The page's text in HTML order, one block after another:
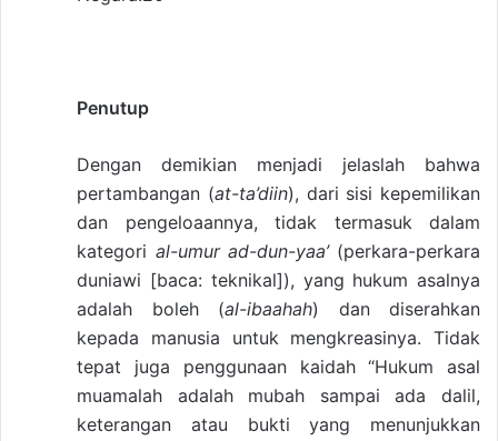
Penutup
Dengan demikian menjadi jelaslah bahwa
pertambangan (at-ta’diin), dari sisi kepemilikan
dan pengeloaannya, tidak termasuk dalam
kategori al-umur ad-dun-yaa’(perkara-perkara
duniawi [baca: teknikal]), yang hukum asalnya
adalah boleh (al-ibaahah) dan diserahkan
kepada manusia untuk mengkreasinya. Tidak
tepat juga penggunaan kaidah “Hukum asal
muamalah adalah mubah sampai ada dalil,
keterangan atau bukti yang menunjukkan